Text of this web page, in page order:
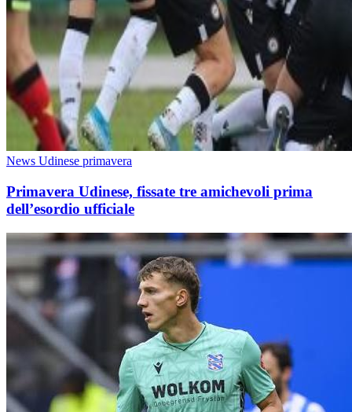
News Udinese primavera
Primavera Udinese, fissate tre amichevoli prima
dell’esordio ufficiale